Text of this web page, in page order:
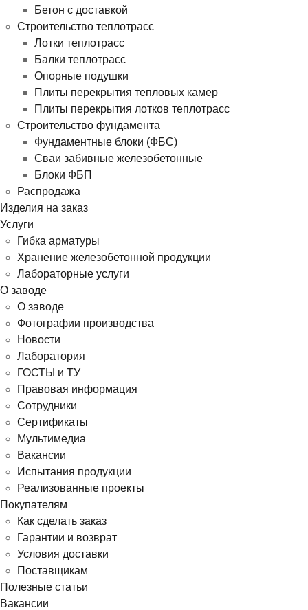
Бетон с доставкой
Строительство теплотрасс
Лотки теплотрасс
Балки теплотрасс
Опорные подушки
Плиты перекрытия тепловых камер
Плиты перекрытия лотков теплотрасс
Строительство фундамента
Фундаментные блоки (ФБС)
Сваи забивные железобетонные
Блоки ФБП
Распродажа
Изделия на заказ
Услуги
Гибка арматуры
Хранение железобетонной продукции
Лабораторные услуги
О заводе
О заводе
Фотографии производства
Новости
Лаборатория
ГОСТЫ и ТУ
Правовая информация
Сотрудники
Сертификаты
Мультимедиа
Вакансии
Испытания продукции
Реализованные проекты
Покупателям
Как сделать заказ
Гарантии и возврат
Условия доставки
Поставщикам
Полезные статьи
Вакансии